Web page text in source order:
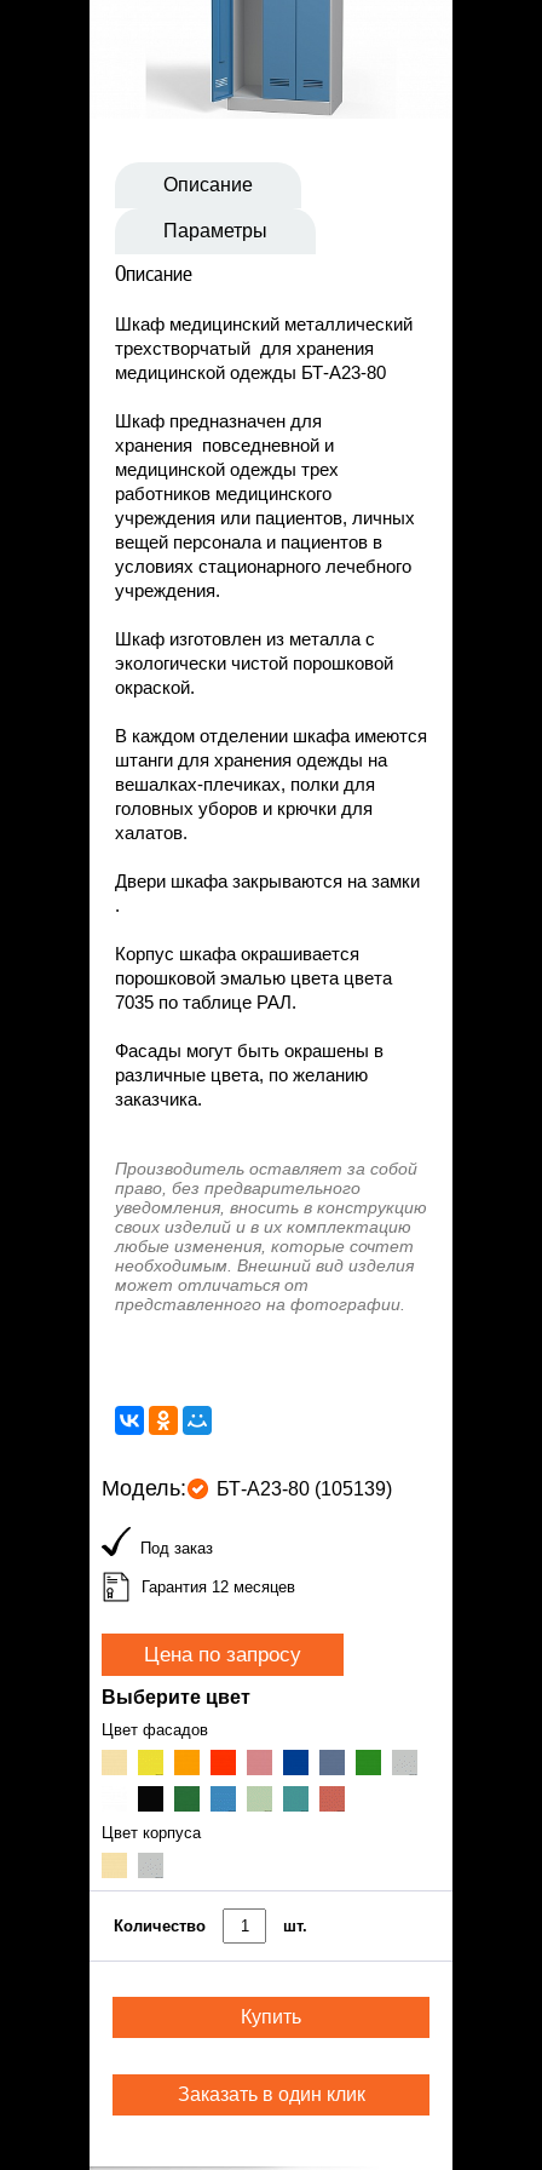
Описание
Параметры
Описание
Шкаф медицинский металлический
трехстворчатый для хранения
медицинской одежды БТ-А23-80
Шкаф предназначен для
хранения повседневной и
медицинской одежды трех
работников медицинского
учреждения или пациентов, личных
вещей персонала и пациентов в
условиях стационарного лечебного
учреждения.
Шкаф изготовлен из металла с
экологически чистой порошковой
окраской.
В каждом отделении шкафа имеются
штанги для хранения одежды на
вешалках-плечиках, полки для
головных уборов и крючки для
халатов.
Двери шкафа закрываются на замки
.
Корпус шкафа окрашивается
порошковой эмалью цвета цвета
7035 по таблице РАЛ.
Фасады могут быть окрашены в
различные цвета, по желанию
заказчика.
Производитель оставляет за собой
право, без предварительного
уведомления, вносить в конструкцию
своих изделий и в их комплектацию
любые изменения, которые сочтет
необходимым. Внешний вид изделия
может отличаться от
представленного на фотографии.
Модель: БТ-А23-80 (105139)
Под заказ
Гарантия 12 месяцев
Цена по запросу
Выберите цвет
Цвет фасадов
Цвет корпуса
Количество шт.
Купить
Заказать в один клик